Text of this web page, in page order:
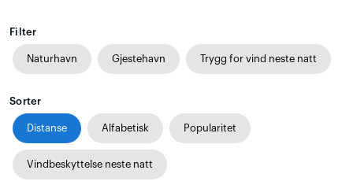
Filter
Naturhavn Gjestehavn Trygg for vind neste natt
Sorter
Distanse Alfabetisk Popularitet
Vindbeskyttelse neste natt